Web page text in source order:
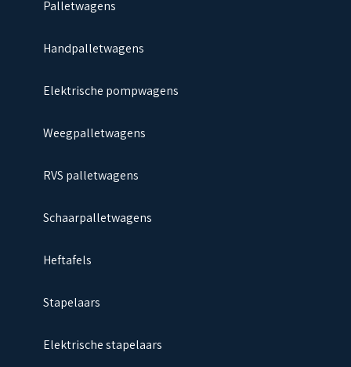
Palletwagens
Handpalletwagens
Elektrische pompwagens
Weegpalletwagens
RVS palletwagens
Schaarpalletwagens
Heftafels
Stapelaars
Elektrische stapelaars